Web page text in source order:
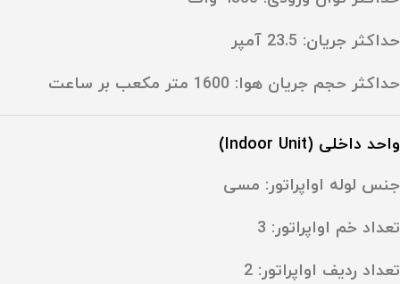
حداکثر جریان: ‎23.5 آمپر
حداکثر حجم جریان هوا: ‎1600 متر مکعب بر ساعت
واحد داخلی (Indoor Unit)
جنس لوله اواپراتور: مسی
تعداد خم اواپراتور: ‎3
تعداد ردیف اواپراتور: ‎2